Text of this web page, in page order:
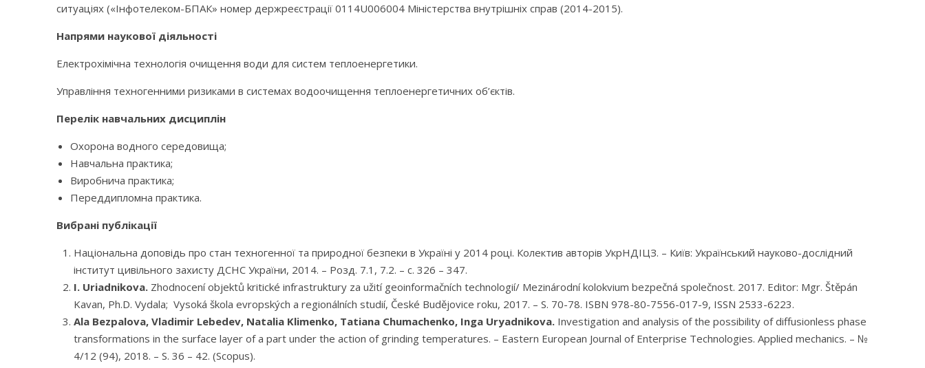
ситуаціях («Інфотелеком-БПАК» номер держреєстрації 0114U006004 Міністерства внутрішніх справ (2014-2015).
Напрями наукової діяльності
Електрохімічна технологія очищення води для систем теплоенергетики.
Управління техногенними ризиками в системах водоочищення теплоенергетичних об’єктів.
Перелік навчальних дисциплін
Охорона водного середовища;
Навчальна практика;
Виробнича практика;
Переддипломна практика.
Вибрані публікації
Національна доповідь про стан техногенної та природної безпеки в Україні у 2014 році. Колектив авторів УкрНДІЦЗ. – Київ: Український науково-дослідний
інститут цивільного захисту ДСНС України, 2014. – Розд. 7.1, 7.2. – с. 326 – 347.
I. Uriadnikova. Zhodnocení objektů kritické infrastruktury za užití geoinformačních technologií/ Mezinárodní kolokvium bezpečná společnost. 2017. Editor: Mgr. Štěpán
Kavan, Ph.D. Vydala; Vysoká škola evropských a regionálních studií, České Budějovice roku, 2017. – S. 70-78. ISBN 978-80-7556-017-9, ISSN 2533-6223.
Ala Bezpalova, Vladimir Lebedev, Natalia Klimenko, Tatiana Chumachenko, Inga Uryadnikova. Investigation and analysis of the possibility of diffusionless phase
transformations in the surface layer оf a part under the action of grinding temperatures. – Eastern European Journal of Enterprise Technologies. Applied mechanics. – №
4/12 (94), 2018. – S. 36 – 42. (Scopus).